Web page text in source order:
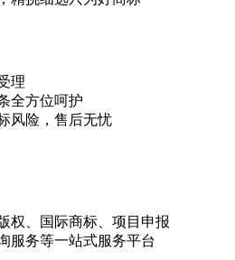
理
全方位呵护
风险，售后无忧
权、国际商标、项目申报
服务等一站式服务平台